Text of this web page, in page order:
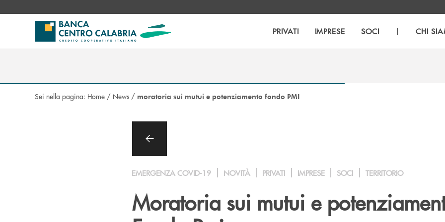
PRIVATI IMPRESE SOCI | CHI
Sei nella pagina: Home / News / moratoria sui mutui e potenziamento fondo PMI
EMERGENZA COVID-19 NOVITÀ PRIVATI IMPRESE SOCI TERRITORIO
Moratoria sui mutui e